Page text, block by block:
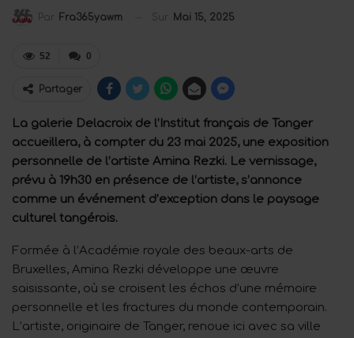
Par Fra365yawm Sur Mai 15, 2025
0
52
Partager
La galerie Delacroix de l’Institut français de Tanger
accueillera, à compter du 23 mai 2025, une exposition
personnelle de l’artiste Amina Rezki. Le vernissage,
prévu à 19h30 en présence de l’artiste, s’annonce
comme un événement d’exception dans le paysage
culturel tangérois.
Formée à l’Académie royale des beaux-arts de
Bruxelles, Amina Rezki développe une œuvre
saisissante, où se croisent les échos d’une mémoire
personnelle et les fractures du monde contemporain.
L’artiste, originaire de Tanger, renoue ici avec sa ville